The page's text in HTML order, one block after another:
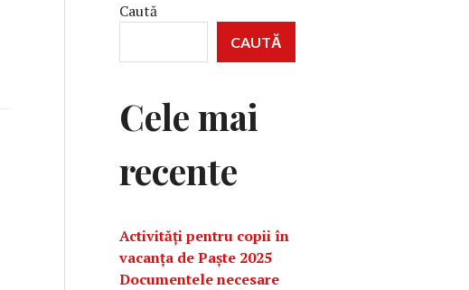
Caută
CAUTĂ
Cele mai
recente
Activități pentru copii în
vacanța de Paște 2025
Documentele necesare